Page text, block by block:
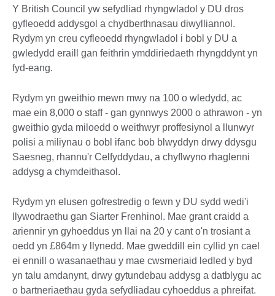
Y British Council yw sefydliad rhyngwladol y DU dros
gyfleoedd addysgol a chydberthnasau diwylliannol.
Rydym yn creu cyfleoedd rhyngwladol i bobl y DU a
gwledydd eraill gan feithrin ymddiriedaeth rhyngddynt yn
fyd-eang.
Rydym yn gweithio mewn mwy na 100 o wledydd, ac
mae ein 8,000 o staff - gan gynnwys 2000 o athrawon - yn
gweithio gyda miloedd o weithwyr proffesiynol a llunwyr
polisi a miliynau o bobl ifanc bob blwyddyn drwy ddysgu
Saesneg, rhannu'r Celfyddydau, a chyflwyno rhaglenni
addysg a chymdeithasol.
Rydym yn elusen gofrestredig o fewn y DU sydd wedi'i
llywodraethu gan Siarter Frenhinol. Mae grant craidd a
ariennir yn gyhoeddus yn llai na 20 y cant o'n trosiant a
oedd yn £864m y llynedd. Mae gweddill ein cyllid yn cael
ei ennill o wasanaethau y mae cwsmeriaid ledled y byd
yn talu amdanynt, drwy gytundebau addysg a datblygu ac
o bartneriaethau gyda sefydliadau cyhoeddus a phreifat.